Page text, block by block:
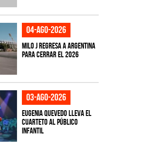
04-ago-2026
Milo J regresa a Argentina
para cerrar el 2026
03-ago-2026
Eugenia Quevedo lleva el
cuarteto al público
infantil